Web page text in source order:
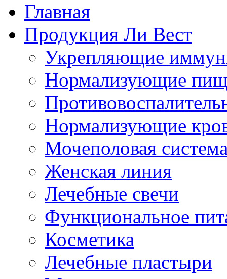
Главная
Продукция Ли Вест
Укрепляющие
Нормализующие
Нормализующие
Мочеполовая
Женская линия
Лечебные свечи
Функциональное
Косметика
Лечебные пластыри